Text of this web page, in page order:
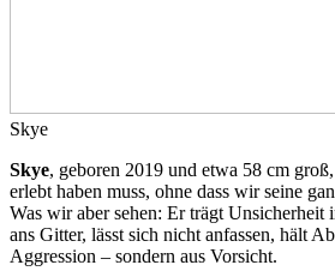
Skye
Skye, geboren 2019 und etwa 58 cm
erlebt haben muss, ohne dass wir seine
Was wir aber sehen: Er trägt
ans Gitter, lässt sich nicht anfassen, hält
Aggression – sondern aus Vorsicht.